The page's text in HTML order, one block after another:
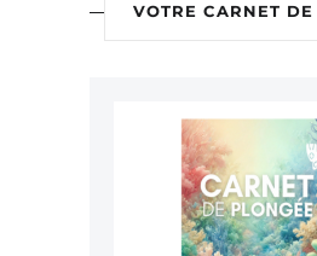
VOTRE CARNET DE